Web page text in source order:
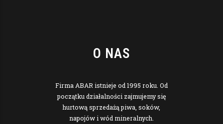
O NAS
Firma ABAR istnieje od 1995 roku. Od
początku działalności zajmujemy się
hurtową sprzedażą piwa, soków,
napojów i wód mineralnych.